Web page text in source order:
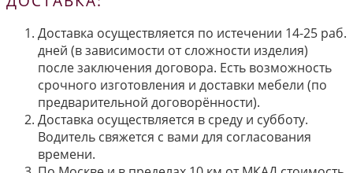
Доставка осуществляется по истечении 14-25 раб.
дней (в зависимости от сложности изделия)
после заключения договора. Есть возможность
срочного изготовления и доставки мебели (по
предварительной договорённости).
Доставка осуществляется в среду и субботу.
Водитель свяжется с вами для согласования
времени.